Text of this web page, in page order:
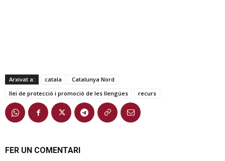
Arxivat a: catala
Catalunya Nord
llei de protecció i promoció de les llengües
recurs
FER UN COMENTARI